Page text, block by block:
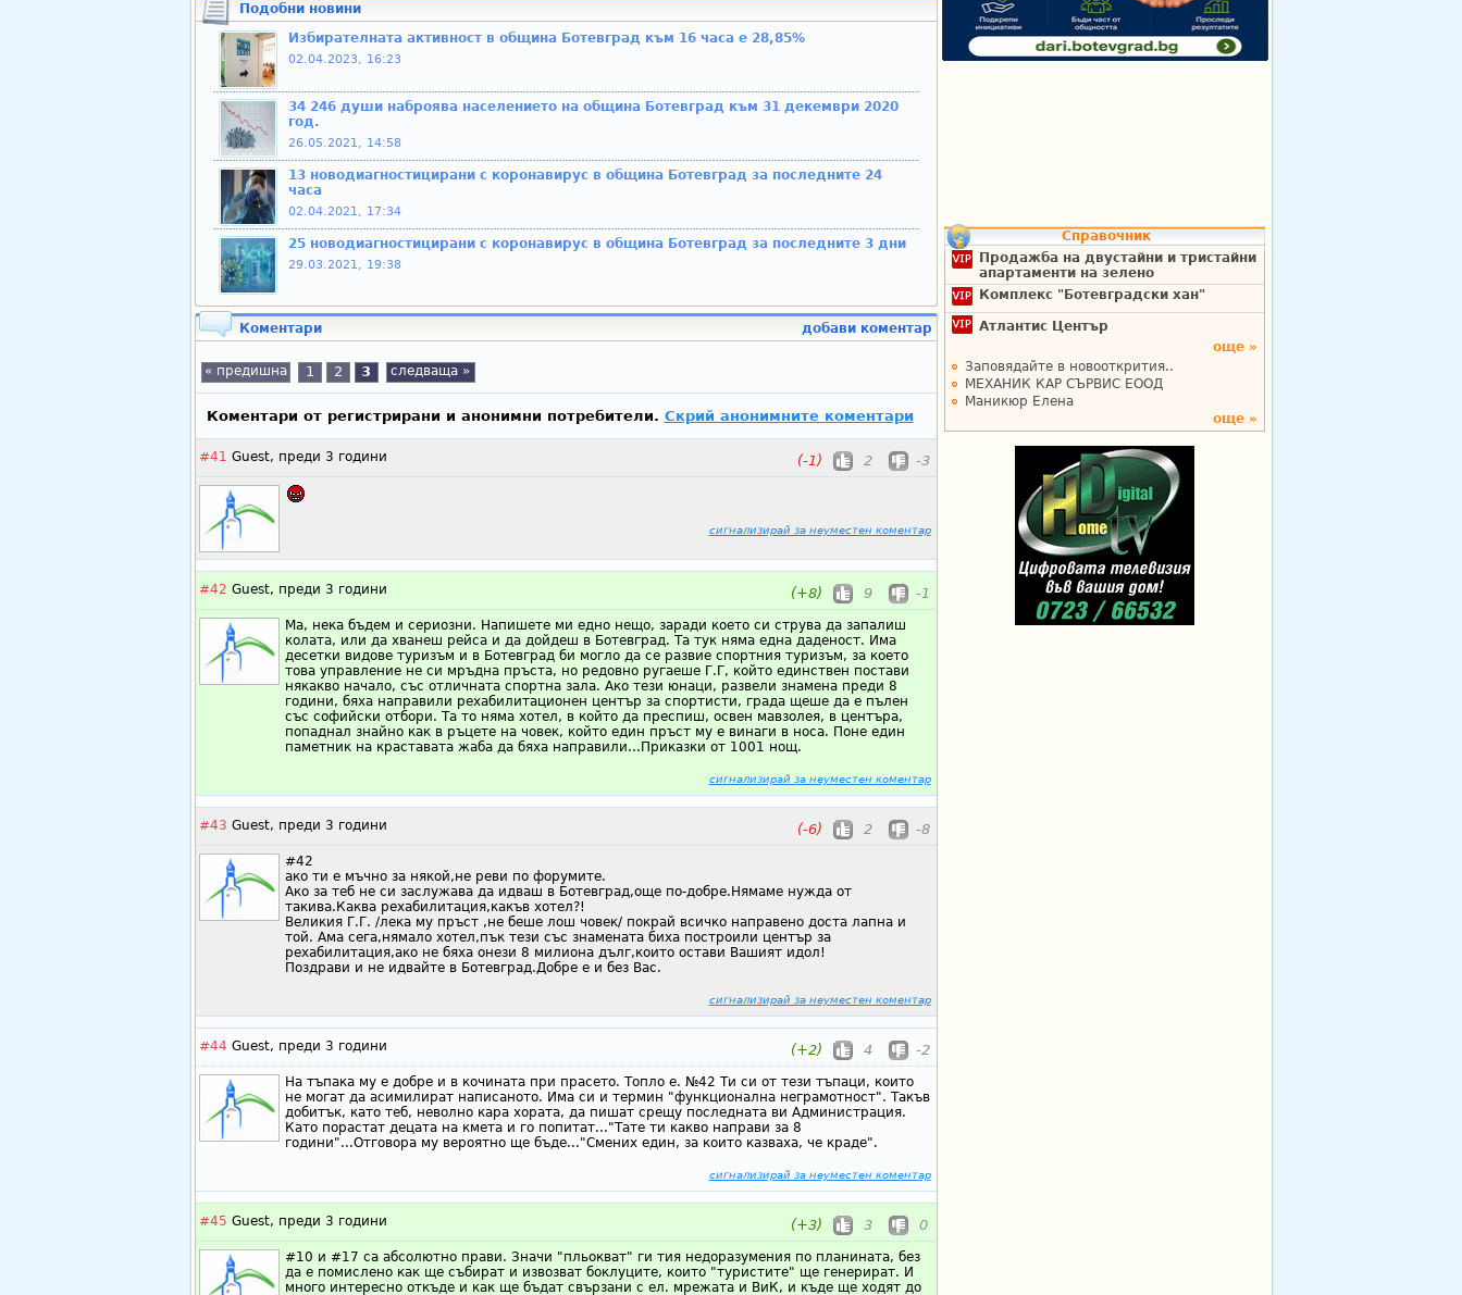
Подобни новини
Избирателната активност в община Ботевград към 16 часа е 28,85%
02.04.2023, 16:23
34 246 души наброява населението на община Ботевград към 31 декември 2020
год.
26.05.2021, 14:58
13 новодиагностицирани с коронавирус в община Ботевград за последните 24
часа
02.04.2021, 17:34
25 новодиагностицирани с коронавирус в община Ботевград за последните 3 дни
29.03.2021, 19:38
Коментари добави коментар
« предишна 1 2 3 следваща »
Коментари от регистрирани и анонимни потребители. Скрий анонимните коментари
#41 Guest, преди 3 години (-1) 2 -3
сигнализирай за неуместен коментар
#42 Guest, преди 3 години (+8) 9 -1
Ма, нека бъдем и сериозни. Напишете ми едно нещо, заради което си струва да запалиш
колата, или да хванеш рейса и да дойдеш в Ботевград. Та тук няма една даденост. Има
десетки видове туризъм и в Ботевград би могло да се развие спортния туризъм, за което
това управление не си мръдна пръста, но редовно ругаеше Г.Г, който единствен постави
някакво начало, със отличната спортна зала. Ако тези юнаци, развели знамена преди 8
години, бяха направили рехабилитационен център за спортисти, града щеше да е пълен
със софийски отбори. Та то няма хотел, в който да преспиш, освен мавзолея, в центъра,
попаднал знайно как в ръцете на човек, който един пръст му е винаги в носа. Поне един
паметник на краставата жаба да бяха направили...Приказки от 1001 нощ.
сигнализирай за неуместен коментар
#43 Guest, преди 3 години (-6) 2 -8
#42
ако ти е мъчно за някой,не реви по форумите.
Ако за теб не си заслужава да идваш в Ботевград,още по-добре.Нямаме нужда от
такива.Каква рехабилитация,какъв хотел?!
Великия Г.Г. /лека му пръст ,не беше лош човек/ покрай всичко направено доста лапна и
той. Ама сега,нямало хотел,пък тези със знамената биха построили център за
рехабилитация,ако не бяха онези 8 милиона дълг,които остави Вашият идол!
Поздрави и не идвайте в Ботевград.Добре е и без Вас.
сигнализирай за неуместен коментар
#44 Guest, преди 3 години (+2) 4 -2
На тъпака му е добре и в кочината при прасето. Топло е. №42 Ти си от тези тъпаци, които
не могат да асимилират написаното. Има си и термин "функционална неграмотност". Такъв
добитък, като теб, неволно кара хората, да пишат срещу последната ви Администрация.
Като порастат децата на кмета и го попитат..."Тате ти какво направи за 8
години"...Отговора му вероятно ще бъде..."Смених един, за които казваха, че краде".
сигнализирай за неуместен коментар
#45 Guest, преди 3 години (+3) 3 0
#10 и #17 са абсолютно прави. Значи "пльокват" ги тия недоразумения по планината, без
да е помислено как ще събират и извозват боклуците, които "туристите" ще генерират. И
много интересно откъде и как ще бъдат свързани с ел. мрежата и ВиК, и къде ще ходят до
Справочник
Продажба на двустайни и тристайни
апартаменти на зелено
Комплекс "Ботевградски хан"
Атлантис Център
още »
Заповядайте в новооткрития..
МЕХАНИК КАР СЪРВИС ЕООД
Маникюр Елена
още »